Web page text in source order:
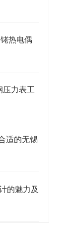
热电偶
压力表工
适的无锡
的魅力及